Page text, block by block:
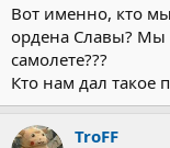
Вот именно, кто
ордена Славы? Мы
самолете???
Кто нам дал такое
TroFF